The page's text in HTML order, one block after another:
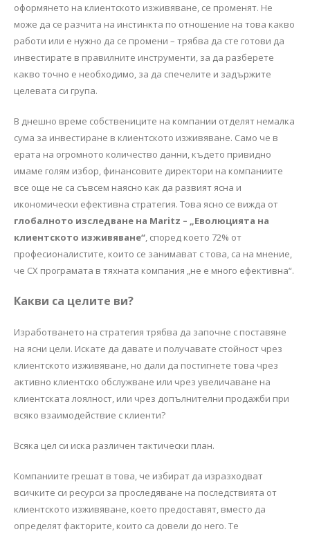
оформянето на клиентското изживяване, се променят. Не
може да се разчита на инстинкта по отношение на това какво
работи или e нужно да се промени – трябва да сте готови да
инвестирате в правилните инструменти, за да разберете
какво точно е необходимо, за да спечелите и задържите
целевата си група.
В днешно време собствениците на компании отделят немалка
сума за инвестиране в клиентското изживяване. Само че в
ерата на огромното количество данни, където привидно
имаме голям избор, финансовите директори на компаниите
все още не са съвсем наясно как да развият ясна и
икономически ефективна стратегия. Това ясно се вижда от
глобалното изследване на Maritz – „Еволюцията на
клиентското изживяване“, според което 72% от
професионалистите, които се занимават с това, са на мнение,
че СХ програмата в тяхната компания „не е много ефективна“.
Какви са целите ви?
Изработването на стратегия трябва да започне с поставяне
на ясни цели. Искате да давате и получавате стойност чрез
клиентското изживяване, но дали да постигнете това чрез
активно клиентско обслужване или чрез увеличаване на
клиентската лоялност, или чрез допълнителни продажби при
всяко взаимодействие с клиенти?
Всяка цел си иска различен тактически план.
Компаниите грешат в това, че избират да изразходват
всичките си ресурси за проследяване на последствията от
клиентското изживяване, което предоставят, вместо да
определят факторите, които са довели до него. Те